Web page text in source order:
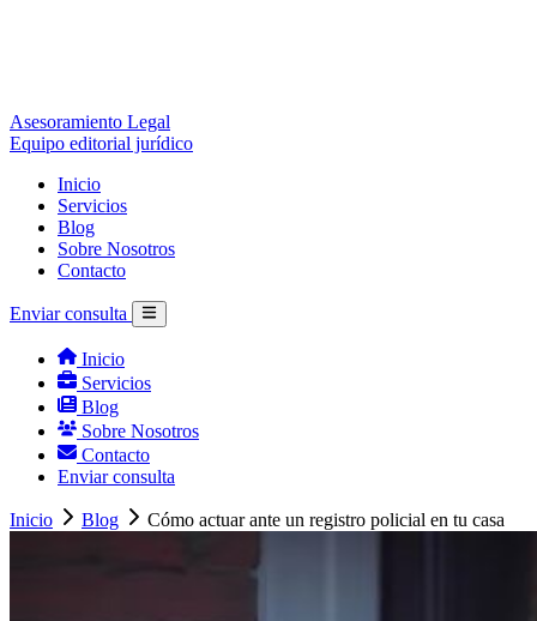
Asesoramiento Legal
Equipo editorial jurídico
Inicio
Servicios
Blog
Sobre Nosotros
Contacto
Enviar consulta
Inicio
Servicios
Blog
Sobre Nosotros
Contacto
Enviar consulta
Inicio Blog Cómo actuar ante un registro policial en tu casa